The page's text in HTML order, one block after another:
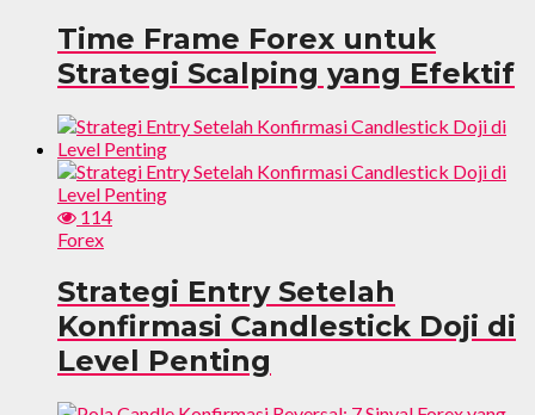
Time Frame Forex untuk
Strategi Scalping yang Efektif
114
Forex
Strategi Entry Setelah
Konfirmasi Candlestick Doji di
Level Penting